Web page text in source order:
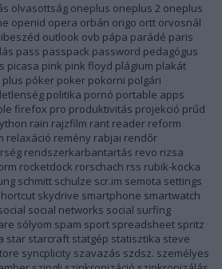
olvasottság oneplus oneplus 2 oneplus
openid opera orbán origo ortt orvosnál
outlook ovb pápa parádé paris
pass passpack password pedagógus
picasa pink pink floyd plágium plakát
plus póker poker pokorni polgári
politika pornó portable apps
firefox pro produktivitás projekció prűd
rain rajzfilm rant reader reform
relaxáció remény rabjai rendőr
rendszerkarbantartás revo rizsa
rocketdock rorschach rss rubik-kocka
schmitt schulze scr.im semota settings
skydrive smartphone smartwatch
social networks social surfing
sólyom spam sport spreadsheet spritz
star starcraft statgép statisztika steve
syncplicity szavazás szdsz. személyes